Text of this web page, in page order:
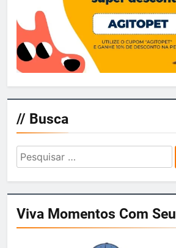
// Busca
Pesquisar
por:
Viva Momentos Com Seu